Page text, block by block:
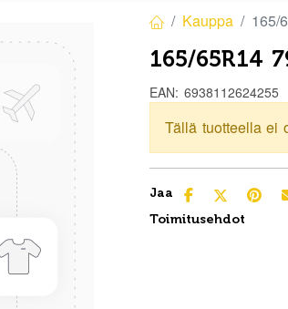
Kauppa 165/
165/65R14
EAN: 6938112624255
Tällä tuotteella ei
Jaa
Toimitusehdot